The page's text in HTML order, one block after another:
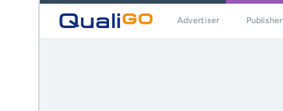
Advertiser Publisher